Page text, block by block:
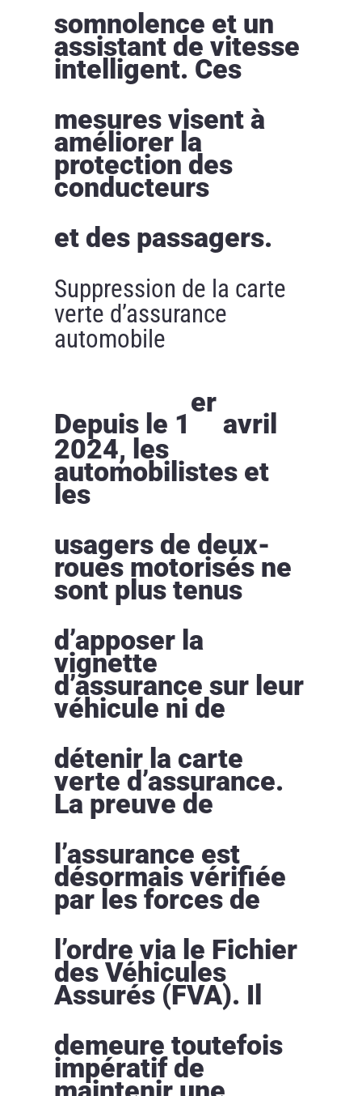
somnolence et un
assistant de vitesse
intelligent. Ces
mesures visent à
améliorer la
protection des
conducteurs
et des passagers.
Suppression de la carte
verte d’assurance
automobile
Depuis le 1
er
avril
2024, les
automobilistes et
les
usagers de deux-
roues motorisés ne
sont plus tenus
d’apposer la
vignette
d’assurance sur leur
véhicule ni de
détenir la carte
verte d’assurance.
La preuve de
l’assurance est
désormais vérifiée
par les forces de
l’ordre via le Fichier
des Véhicules
Assurés (FVA). Il
demeure toutefois
impératif de